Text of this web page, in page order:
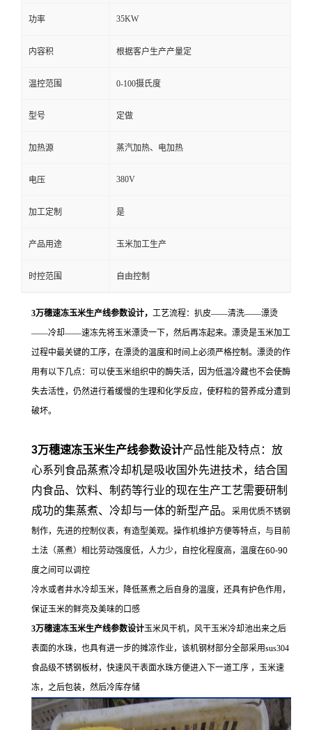
功率 35KW
内容积 根据客户生产产量定
温控范围 0-100摄氏度
型号 定做
加热源 蒸汽加热、电加热
电压 380V
加工定制 是
产品用途 玉米加工生产
时控范围 自由控制
3万穗速冻玉米生产线参数设计， 工艺流程：扒皮——清洗——漂烫
——冷却——速冻先将玉米漂烫一下，然后再冻起来。漂烫是玉米加工
过程中最关键的工序，在漂烫的温度和时间上必须严格控制。漂烫的作
用有以下几点：可以使玉米组织中的酶失活，因为低温冷藏也不会使酶
失去活性，仍然进行着缓慢的生理和化学反应，使籽粒的营养成分遭到
破坏。
3万穗速冻玉米生产线参数设计产品性能及特点：放
心系列食品蒸煮冷却机是吸收国外先进技术，结合国
内食品、饮料、制药等行业的现在生产工艺需要研制
成功的集蒸煮、冷却与一体的新型产品。
采用优质不锈钢
制作，先进的控制仪表，有造型美观。操作机维护方便等特点，与目前
土法（蒸煮）相比劳动强度低，人力少，自控化程度高，温度在60-90
度之间可以调控
冷水或者井水冷却玉米，降低蒸煮之后自身的温度，还具有护色作用，
保证玉米的鲜亮及美味的口感
3万穗速冻玉米生产线参数设计玉米风干机，风干玉米冷却池出来之后
表面的水珠，也具有进一步的摊凉作业，该机钢材部分全部采用sus304
食品级不锈钢板材，快速风干表面水珠方便进入下一道工序 ，玉米速
冻，之后包装，然后冷库存储